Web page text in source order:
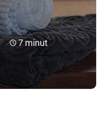
7 minut